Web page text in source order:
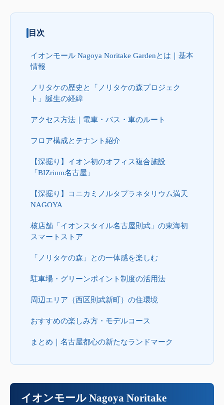
目次
イオンモール Nagoya Noritake Gardenとは｜基本
情報
ノリタケの歴史と「ノリタケの森プロジェク
ト」誕生の経緯
アクセス方法｜電車・バス・車のルート
フロア構成とテナント紹介
【深掘り】イオン初のオフィス複合施設
「BIZrium名古屋」
【深掘り】コニカミノルタプラネタリウム満天
NAGOYA
核店舗「イオンスタイル名古屋則武」の東海初
スマートストア
「ノリタケの森」との一体感を楽しむ
駐車場・グリーンポイント制度の活用法
周辺エリア（西区則武新町）の住環境
おすすめの楽しみ方・モデルコース
まとめ｜名古屋都心の新たなランドマーク
イオンモール Nagoya Noritake